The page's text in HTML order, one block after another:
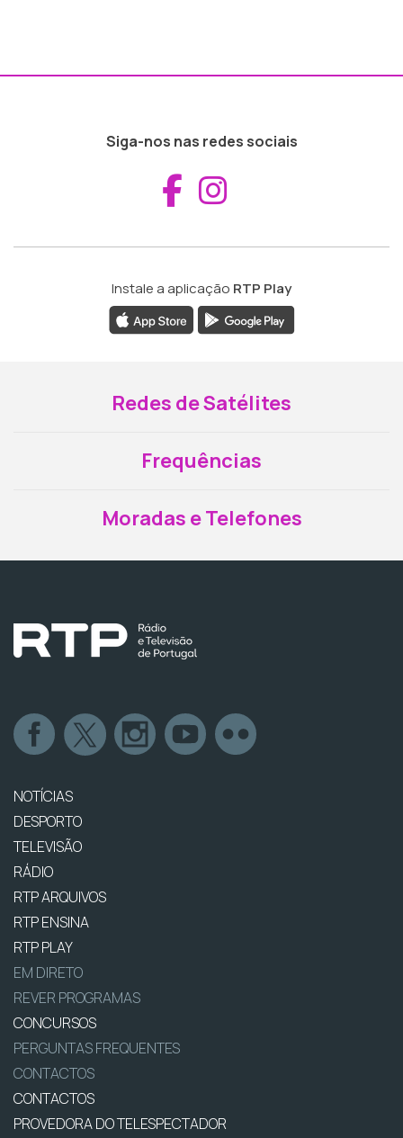
Siga-nos nas redes sociais
Aceder ao
Instale a aplicação RTP Play
Redes de Satélites
Frequências
Moradas e Telefones
NOTÍCIAS
DESPORTO
TELEVISÃO
RÁDIO
RTP ARQUIVOS
RTP ENSINA
RTP PLAY
EM DIRETO
REVER PROGRAMAS
CONCURSOS
PERGUNTAS FREQUENTES
CONTACTOS
CONTACTOS
PROVEDORA DO TELESPECTADOR